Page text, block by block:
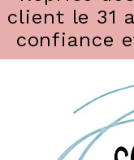
client le 31
confiance